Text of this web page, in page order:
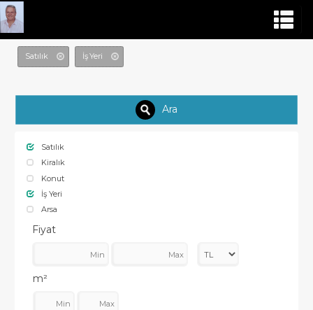
Satılık İş Yeri
Ara
Satılık
Kiralık
Konut
İş Yeri
Arsa
Fiyat
m²